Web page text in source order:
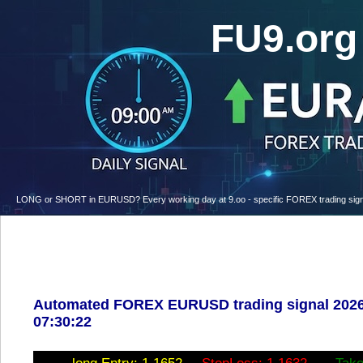
LONG or SHORT in EURUSD? Every working day at 9.oo - specific FOREX trading
Automated FOREX EURUSD trading signal
07:30:22